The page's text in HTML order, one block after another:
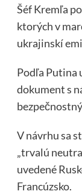
Šéf Kremľa
ktorých v
ukrajinskí
Podľa Putina
dokument s
V návrhu sa
„trvalú
uvedené
Francúzsko.